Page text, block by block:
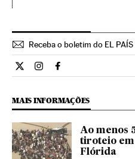
Receba o boletim do EL
Economia El País Brasil en
Economia El País Brasil
Economia El País
MAIS INFORMAÇÕES
Ao menos
tiroteio
Flórida